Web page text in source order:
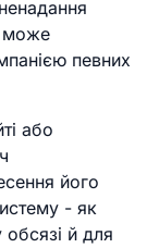
може
певних
або
його
- як
й для